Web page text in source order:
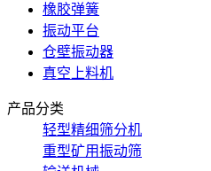
橡胶弹簧
振动平台
仓壁振动器
真空上料机
产品分类
轻型精细筛分机
重型矿用振动筛